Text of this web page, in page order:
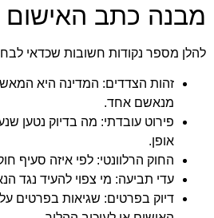
מבנה כתב האישום
להלן מספר נקודות חשובות שכדאי
זהות הצדדים: המדינה היא
מנאשם אחד.
פירוט עובדתי: מה בדיוק נטען
אופן.
החוק הרלוונטי: לפי איזה סעיף
עדי תביעה: מי צפוי להעיד נגד
דיוק בפרטים: שגיאות בפרטים